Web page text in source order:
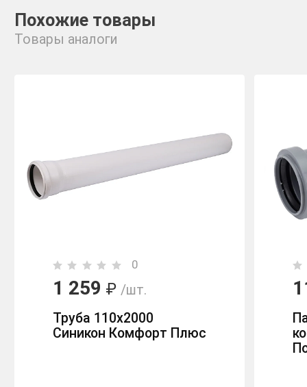
Похожие товары
Товары аналоги
0
1 259 ₽ /шт.
Труба 110х2000
Синикон Комфорт Плюс